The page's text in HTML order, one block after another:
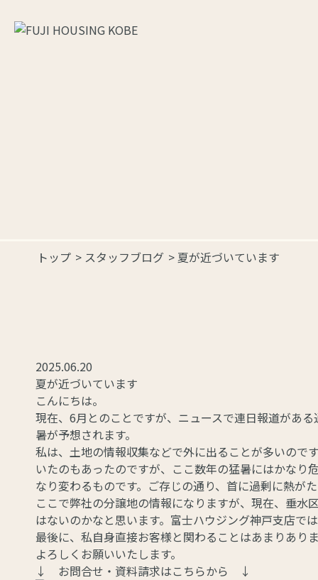
トップ > スタッフブログ > 夏が近づいています
2025.06.20
夏が近づいています
こんにちは。
現在、6月とのことですが、ニュースで連日報道があ
暑が予想されます。
私は、土地の情報収集などで外に出ることが多いので
いたのもあったのですが、ここ数年の猛暑にはかなり
なり変わるものです。ご存じの通り、首に過剰に熱が
ここで弊社の分譲地の情報になりますが、現在、垂水
はないのかなと思います。富士ハウジング神戸支店で
最後に、私自身直接お客様と関わることはあまりあり
よろしくお願いいたします。
↓ お問合せ・資料請求はこちらから ↓